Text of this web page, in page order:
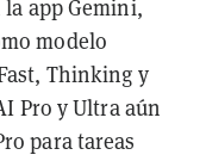
la app Gemini,
modelo
Thinking y
Pro y Ultra aún
para tareas